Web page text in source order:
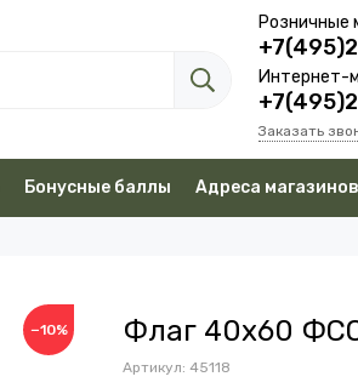
Розничные
Интернет-
Заказать
Бонусные баллы Адреса магазинов
−10% Флаг 40х60
Артикул: 45118